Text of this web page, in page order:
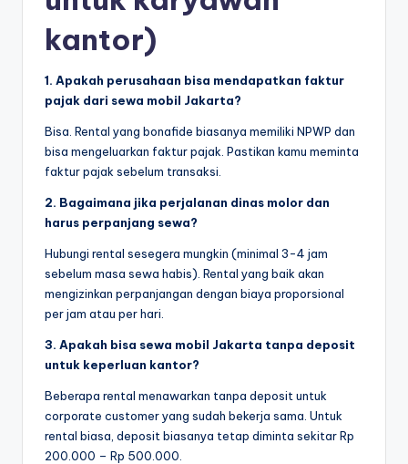
kantor)
1. Apakah perusahaan bisa mendapatkan faktur
pajak dari sewa mobil Jakarta?
Bisa. Rental yang bonafide biasanya memiliki NPWP dan
bisa mengeluarkan faktur pajak. Pastikan kamu meminta
faktur pajak sebelum transaksi.
2. Bagaimana jika perjalanan dinas molor dan
harus perpanjang sewa?
Hubungi rental sesegera mungkin (minimal 3-4 jam
sebelum masa sewa habis). Rental yang baik akan
mengizinkan perpanjangan dengan biaya proporsional
per jam atau per hari.
3. Apakah bisa sewa mobil Jakarta tanpa deposit
untuk keperluan kantor?
Beberapa rental menawarkan tanpa deposit untuk
corporate customer yang sudah bekerja sama. Untuk
rental biasa, deposit biasanya tetap diminta sekitar Rp
200.000 – Rp 500.000.